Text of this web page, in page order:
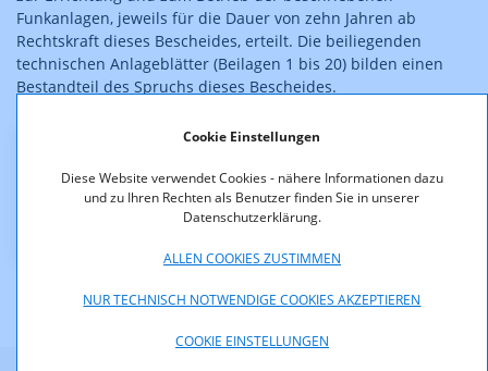
Cookie Einstellungen
Diese Website verwendet Cookies - nähere Informationen dazu
und zu Ihren Rechten als Benutzer finden Sie in unserer
Datenschutzerklärung.
ALLEN COOKIES ZUSTIMMEN
NUR TECHNISCH NOTWENDIGE COOKIES AKZEPTIEREN
COOKIE EINSTELLUNGEN
Funkanlagen, jeweils für die Dauer von zehn Jahren ab
Rechtskraft dieses Bescheides, erteilt. Die beiliegenden
technischen Anlageblätter (Beilagen 1 bis 20) bilden einen
Bestandteil des Spruchs dieses Bescheides.
Downloads
KOA_1.800-13-006.pdf (pdf, 152,0 KB)